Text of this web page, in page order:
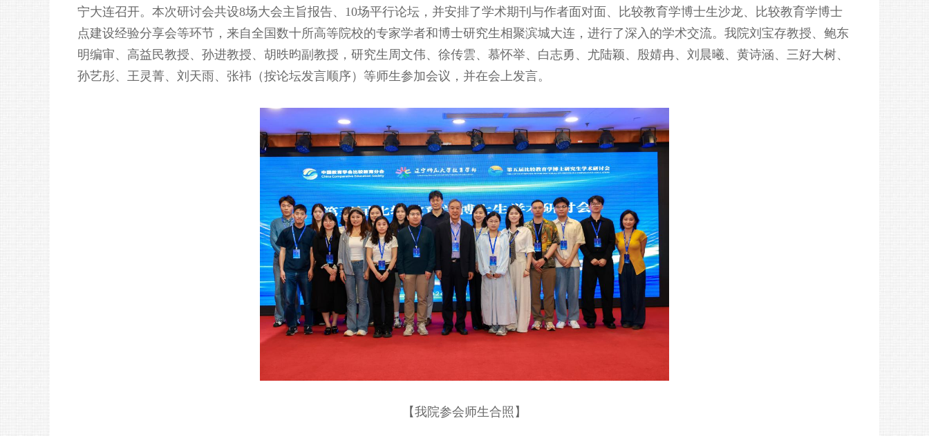
宁大连召开。本次研讨会共设8场大会主旨报告、10场平行论坛，并安排了学术期刊与作者面对面、比较教育学博士生沙龙、比较教育学博士
点建设经验分享会等环节，来自全国数十所高等院校的专家学者和博士研究生相聚滨城大连，进行了深入的学术交流。我院刘宝存教授、鲍东
明编审、高益民教授、孙进教授、胡昳昀副教授，研究生周文伟、徐传雲、慕怀举、白志勇、尤陆颖、殷婧冉、刘晨曦、黄诗涵、三好大树、
孙艺彤、王灵菁、刘天雨、张祎（按论坛发言顺序）等师生参加会议，并在会上发言。
【我院参会师生合照】